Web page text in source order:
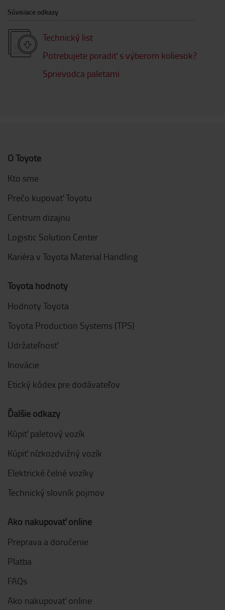
Súvisiace odkazy
Technický list
Potrebujete poradiť s výberom koliesok?
Sprievodca paletami
O Toyote
Kto sme
Prečo kupovať Toyotu
Centrum dizajnu
Logistic Solution Center
Kariéra v Toyota Material Handling
Toyota hodnoty
Hodnoty Toyota
Toyota Production Systems (TPS)
Udržateľnosť
Inovácie
Etický kódex pre dodávateľov
Ďalšie odkazy
Kúpiť paletový vozík
Kúpiť nízkozdvižný vozík
Elektrické čelné vozíky
Technický slovník pojmov
Ako nakupovať online
Preprava a doručenie
Platba
FAQs
Ako nakupovať online